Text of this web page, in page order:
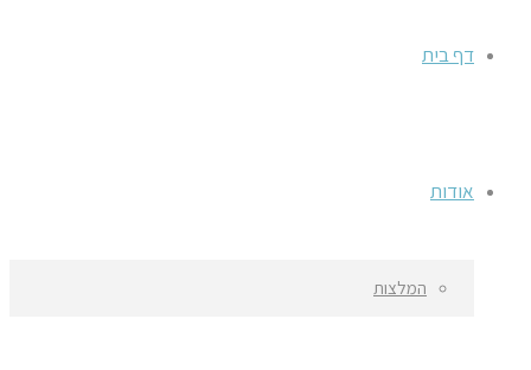
דף בית
אודות
המלצות